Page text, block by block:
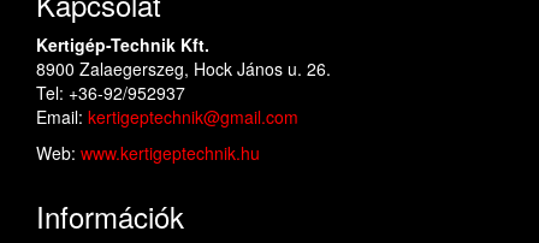
Kertigép-Technik Kft.
8900 Zalaegerszeg, Hock János u. 26.
Tel: +36-92/952937
Email: kertigeptechnik@gmail.com
Web: www.kertigeptechnik.hu
Információk